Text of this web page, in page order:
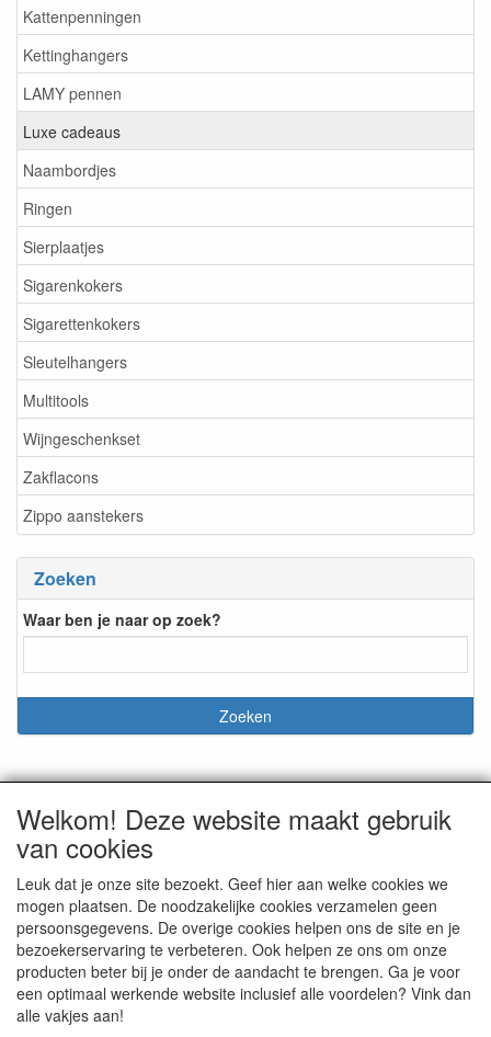
Kattenpenningen
Kettinghangers
LAMY pennen
Luxe cadeaus
Naambordjes
Ringen
Sierplaatjes
Sigarenkokers
Sigarettenkokers
Sleutelhangers
Multitools
Wijngeschenkset
Zakflacons
Zippo aanstekers
Zoeken
Waar ben je naar op zoek?
CONTACTGEGEVENS
Korte Molenstraat 20
5431DT Cuijk a/d Maas
E-mail: info@graveercentrale.nl
Telefoon: +31 (0) 485-313262
Welkom! Deze website maakt gebruik
van cookies
Leuk dat je onze site bezoekt. Geef hier aan welke cookies we
mogen plaatsen. De noodzakelijke cookies verzamelen geen
persoonsgegevens. De overige cookies helpen ons de site en je
bezoekerservaring te verbeteren. Ook helpen ze ons om onze
producten beter bij je onder de aandacht te brengen. Ga je voor
een optimaal werkende website inclusief alle voordelen? Vink dan
alle vakjes aan!